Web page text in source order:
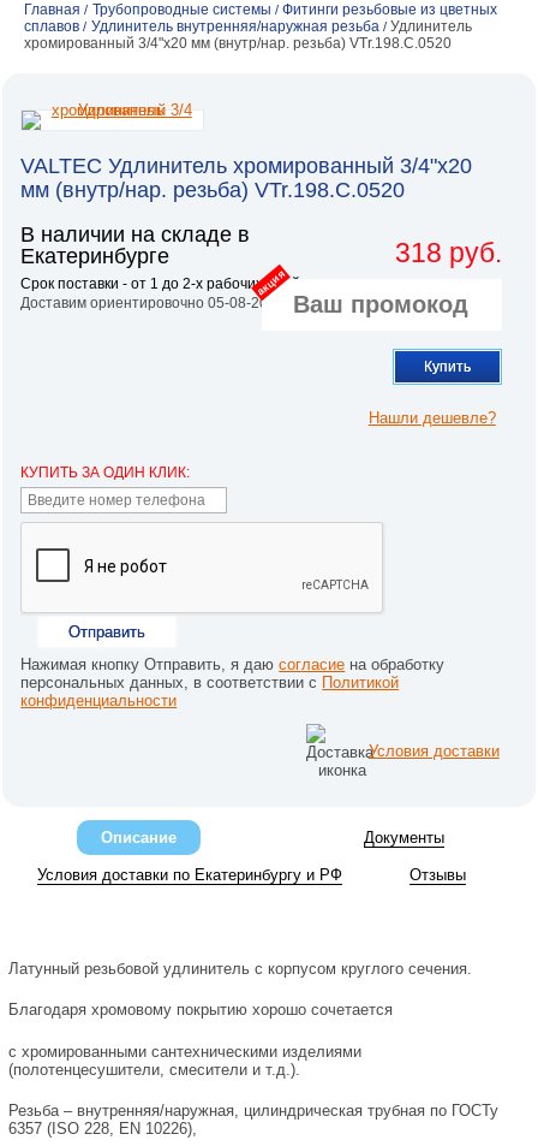
Главная / Трубопроводные системы / Фитинги резьбовые из цветных
сплавов / Удлинитель внутренняя/наружная резьба / Удлинитель
хромированный 3/4"х20 мм (внутр/нар. резьба) VTr.198.C.0520
VALTEC Удлинитель хромированный 3/4"х20
мм (внутр/нар. резьба) VTr.198.C.0520
В наличии на складе в
Екатеринбурге
Срок поставки - от 1 до 2-х рабочих дней.
Доставим ориентировочно 05-08-2026
318 руб.
акция
Купить
Нашли дешевле?
КУПИТЬ ЗА ОДИН КЛИК:
Отправить
Нажимая кнопку Отправить, я даюсогласие на обработку
персональных данных, в соответствии с Политикой
конфиденциальности
Условия доставки
Описание Документы
Условия доставки по Екатеринбургу и РФ Отзывы
Латунный резьбовой удлинитель с корпусом круглого сечения.
Благодаря хромовому покрытию хорошо сочетается
с хромированными сантехническими изделиями
(полотенцесушители, смесители и т.д.).
Резьба – внутренняя/наружная, цилиндрическая трубная по ГОСТу
6357 (ISO 228, EN 10226),